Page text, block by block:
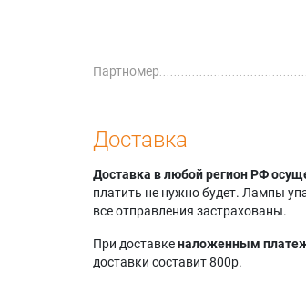
Партномер
Доставка
Доставка в любой регион РФ
платить не нужно будет. Лампы
все отправления застрахованы.
При доставкеналоженным
доставки составит 800р.